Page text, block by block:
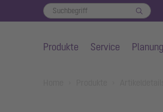
Produkte Service